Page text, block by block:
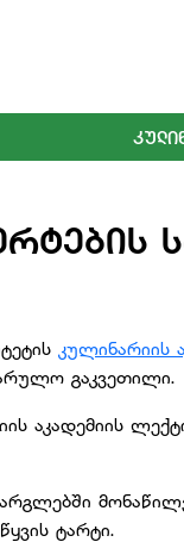
კულინარიის
გაკვეთილი.
აკადემიის
ტარტი.